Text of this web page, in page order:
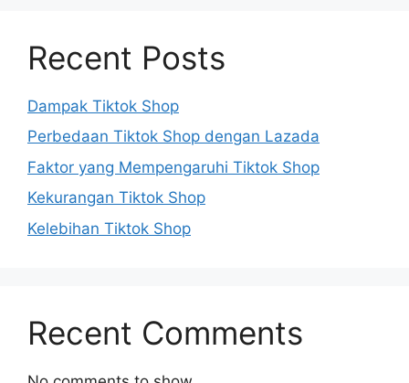
Recent Posts
Dampak Tiktok Shop
Perbedaan Tiktok Shop dengan Lazada
Faktor yang Mempengaruhi Tiktok Shop
Kekurangan Tiktok Shop
Kelebihan Tiktok Shop
Recent Comments